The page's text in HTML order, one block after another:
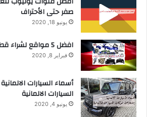
صفر حتى الأحتراف
يونيو 18, 2020
افضل 5 مواقع لشراء قطع السيارات في ألمانيا
فبراير 8, 2020
أسماء السيارات
السيارات الالمانية
يونيو 4, 2020